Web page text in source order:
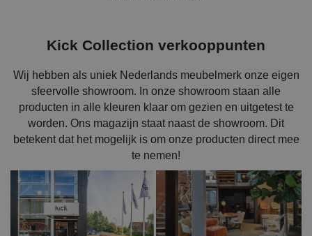
Kick Collection verkooppunten
Wij hebben als uniek Nederlands meubelmerk onze eigen
sfeervolle showroom. In onze showroom staan alle
producten in alle kleuren klaar om gezien en uitgetest te
worden. Ons magazijn staat naast de showroom. Dit
betekent dat het mogelijk is om onze producten direct mee
te nemen!